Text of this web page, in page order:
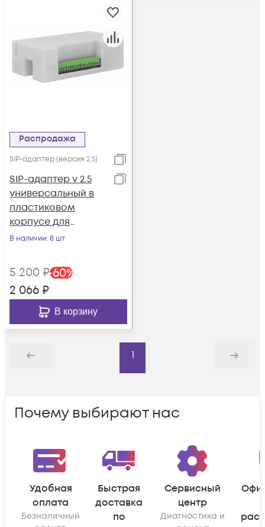
Распродажа
SIP-адаптер (версия 2.5)
SIP-адаптер v 2.5
универсальный в
пластиковом
корпусе для
домофонов
В наличии: 8 шт
5 200 ₽-60%
2 066 ₽
В корзину
Назад
1
Дальше
Почему выбирают нас
Удобная
оплата
Безналичный
Быстрая
доставка
по
Сервисный
центр
Диагностика и